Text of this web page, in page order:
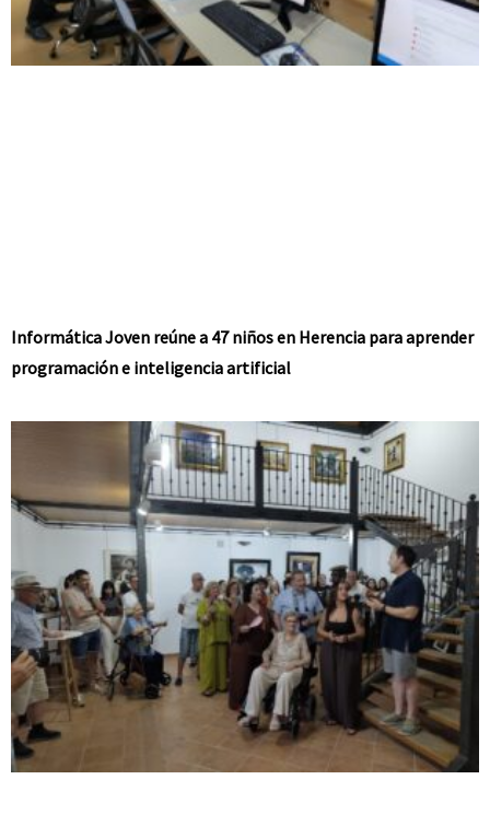
Informática Joven reúne a 47 niños en Herencia para aprender
programación e inteligencia artificial